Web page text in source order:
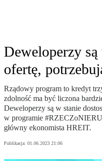
Deweloperzy
ofertę,
Rządowy program to kredyt
zdolność ma być liczona
Deweloperzy są w stanie
w programie
główny ekonomista HREIT.
Publikacja: 01.06.2023 21:06